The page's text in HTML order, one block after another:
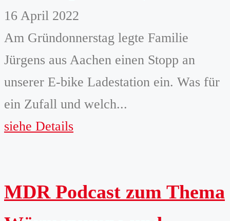
16 April 2022
Am Gründonnerstag legte Familie
Jürgens aus Aachen einen Stopp an
unserer E-bike Ladestation ein. Was für
ein Zufall und welch...
siehe Details
MDR Podcast zum Thema